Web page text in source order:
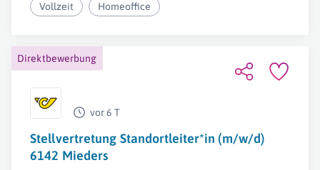
Vollzeit Homeoffice
Direktbewerbung
vor 6 T
Stellvertretung Standortleiter*in (m/w/d)
6142 Mieders